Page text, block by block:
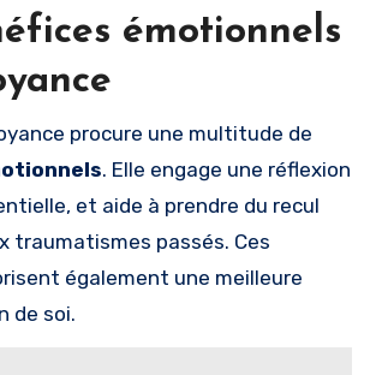
émotionnels
procure une multitude de
. Elle engage une réflexion
et aide à prendre du recul
traumatismes passés. Ces
également une meilleure
de soi.